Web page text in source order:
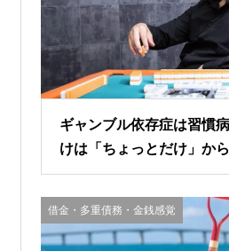
ギャンブル依存症は習慣
けは「ちょっとだけ」か
借金・多重債務・金銭感覚